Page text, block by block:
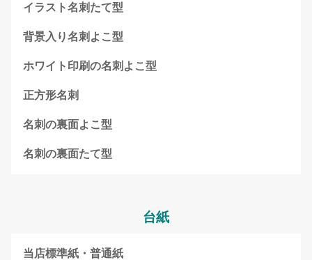
イラスト名刺たて型
背景入り名刺よこ型
ホワイト印刷の名刺よこ型
正方形名刺
名刺の裏面よこ型
名刺の裏面たて型
台紙
当店標準紙・普通紙